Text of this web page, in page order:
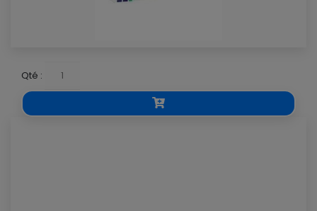
Qté :